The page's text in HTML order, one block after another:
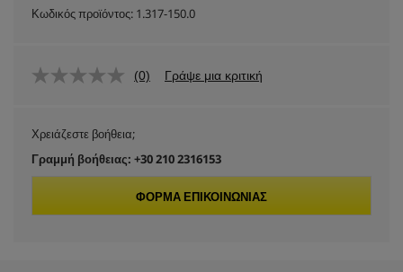
Κωδικός προϊόντος: 1.317-150.0
(0) Γράψε μια κριτική
Χρειάζεστε βοήθεια;
Γραμμή βοήθειας: +30 210 2316153
ΦΌΡΜΑ ΕΠΙΚΟΙΝΩΝΊΑΣ